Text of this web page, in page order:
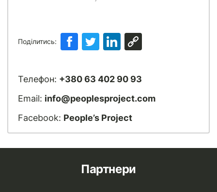
Поділитись:
Телефон: +380 63 402 90 93
Email: info@peoplesproject.com
Facebook: People’s Project
Партнери